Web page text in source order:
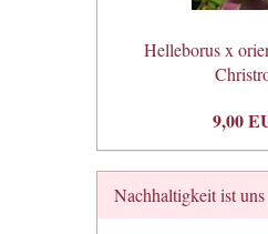
Helleborus x
9,00
Nachhaltigkeit ist